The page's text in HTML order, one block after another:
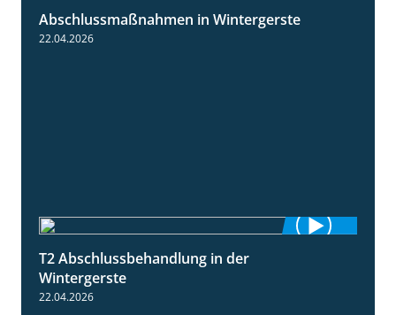
Abschlussmaßnahmen in Wintergerste
22.04.2026
T2 Abschlussbehandlung in der
Wintergerste
22.04.2026